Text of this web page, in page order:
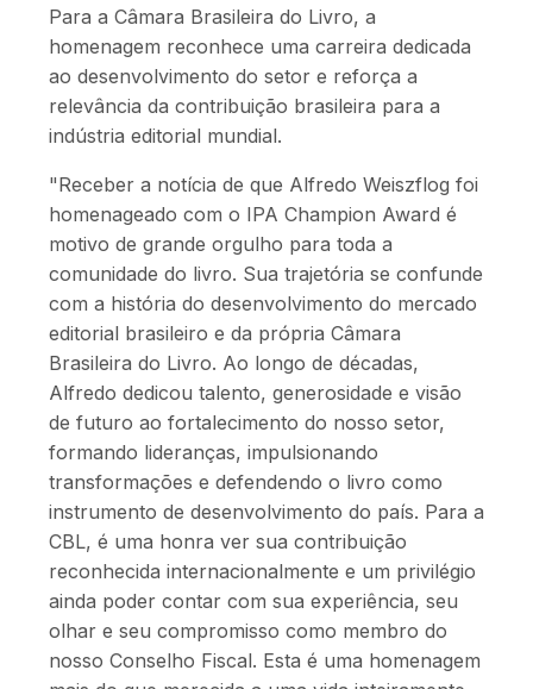
Para a Câmara Brasileira do Livro, a
homenagem reconhece uma carreira dedicada
ao desenvolvimento do setor e reforça a
relevância da contribuição brasileira para a
indústria editorial mundial.
"Receber a notícia de que Alfredo Weiszflog foi
homenageado com o IPA Champion Award é
motivo de grande orgulho para toda a
comunidade do livro. Sua trajetória se confunde
com a história do desenvolvimento do mercado
editorial brasileiro e da própria Câmara
Brasileira do Livro. Ao longo de décadas,
Alfredo dedicou talento, generosidade e visão
de futuro ao fortalecimento do nosso setor,
formando lideranças, impulsionando
transformações e defendendo o livro como
instrumento de desenvolvimento do país. Para a
CBL, é uma honra ver sua contribuição
reconhecida internacionalmente e um privilégio
ainda poder contar com sua experiência, seu
olhar e seu compromisso como membro do
nosso Conselho Fiscal. Esta é uma homenagem